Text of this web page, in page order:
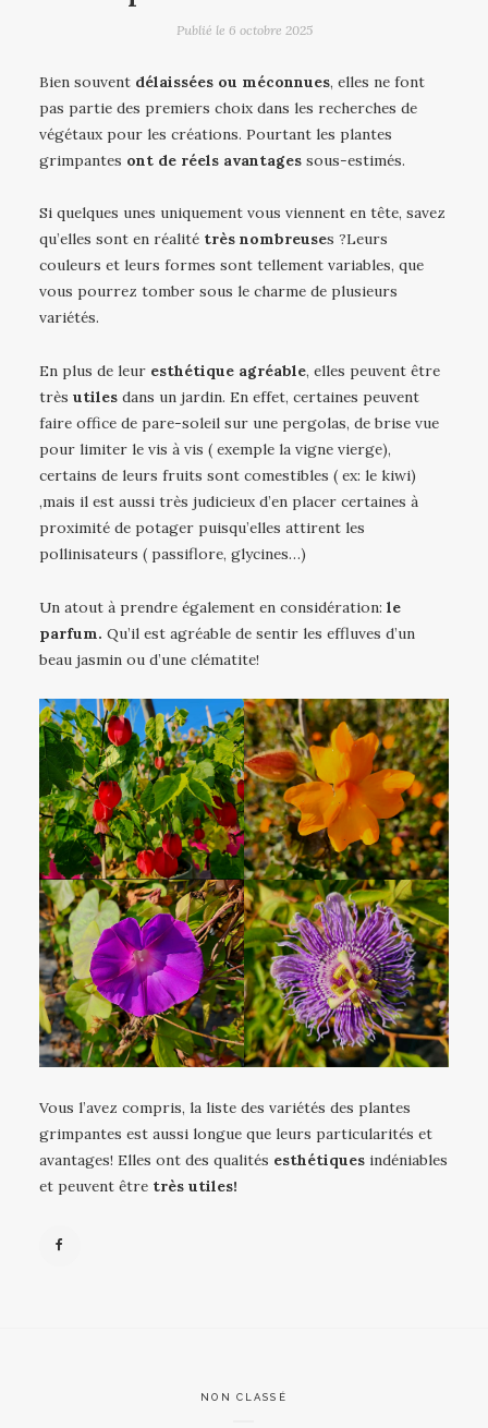
Publié le 6 octobre 2025
Bien souvent délaissées ou méconnues, elles ne font
pas partie des premiers choix dans les recherches de
végétaux pour les créations. Pourtant les plantes
grimpantes ont de réels avantages sous-estimés.
Si quelques unes uniquement vous viennent en tête, savez
qu’elles sont en réalité très nombreuses ?Leurs
couleurs et leurs formes sont tellement variables, que
vous pourrez tomber sous le charme de plusieurs
variétés.
En plus de leur esthétique agréable, elles peuvent être
très utiles dans un jardin. En effet, certaines peuvent
faire office de pare-soleil sur une pergolas, de brise vue
pour limiter le vis à vis ( exemple la vigne vierge),
certains de leurs fruits sont comestibles ( ex: le kiwi)
,mais il est aussi très judicieux d’en placer certaines à
proximité de potager puisqu’elles attirent les
pollinisateurs ( passiflore, glycines…)
Un atout à prendre également en considération: le
parfum. Qu’il est agréable de sentir les effluves d’un
beau jasmin ou d’une clématite!
Vous l’avez compris, la liste des variétés des plantes
grimpantes est aussi longue que leurs particularités et
avantages! Elles ont des qualités esthétiques indéniables
et peuvent être très utiles!
NON CLASSÉ